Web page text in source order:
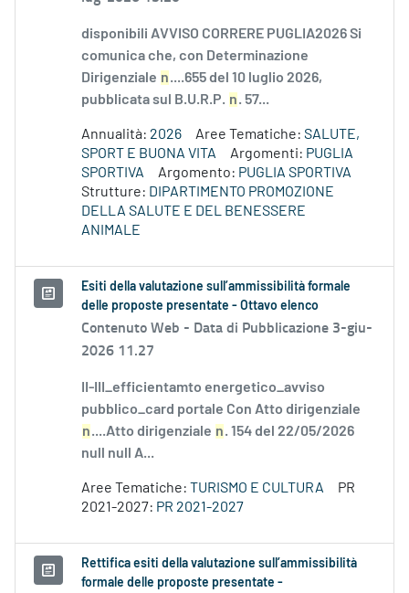
disponibili AVVISO CORRERE PUGLIA2026 Si
comunica che, con Determinazione
Dirigenziale n....655 del 10 luglio 2026,
pubblicata sul B.U.R.P. n. 57...
Annualità: 2026 Aree Tematiche: SALUTE,
SPORT E BUONA VITA
Argomenti: PUGLIA
SPORTIVA
Argomento: PUGLIA SPORTIVA
Strutture: DIPARTIMENTO PROMOZIONE
DELLA SALUTE E DEL BENESSERE
ANIMALE
Esiti della valutazione sull’ammissibilità formale
delle proposte presentate - Ottavo elenco
Contenuto Web - Data di Pubblicazione 3-giu-
2026 11.27
II-III_efficientamto energetico_avviso
pubblico_card portale Con Atto dirigenziale
n....Atto dirigenziale n. 154 del 22/05/2026
null null A...
Aree Tematiche: TURISMO E CULTURA
PR
2021-2027: PR 2021-2027
Rettifica esiti della valutazione sull’ammissibilità
formale delle proposte presentate -